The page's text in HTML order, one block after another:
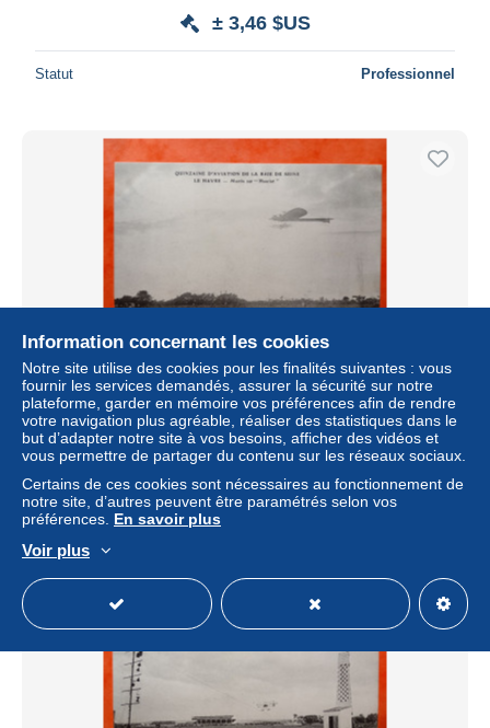
± 3,46 $US
Statut Professionnel
CPA. QUINZAINE D'AVIATION DE LA BAIE DE SEINE.
LE HAVRE. Martin sur "Hanriot" (Bt-20.A. a.086)
± 3,46 $US
Statut Professionnel
Information concernant les cookies
Notre site utilise des cookies pour les finalités suivantes : vous
fournir les services demandés, assurer la sécurité sur notre
plateforme, garder en mémoire vos préférences afin de rendre
votre navigation plus agréable, réaliser des statistiques dans le
but d’adapter notre site à vos besoins, afficher des vidéos et
vous permettre de partager du contenu sur les réseaux sociaux.
Certains de ces cookies sont nécessaires au fonctionnement de
notre site, d’autres peuvent être paramétrés selon vos
préférences. En savoir plus
Voir plus